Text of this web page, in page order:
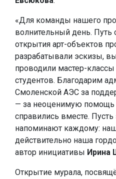
«Для команды нашего
волнительный день. Путь
открытия арт-объектов
разрабатывали эскизы,
проводили мастер-
студентов. Благодарим
Смоленской АЭС за
— за неоценимую помощь
справились вместе.
напоминают каждому:
действительно наша
автор инициативы Ирина
Открытие мурала,